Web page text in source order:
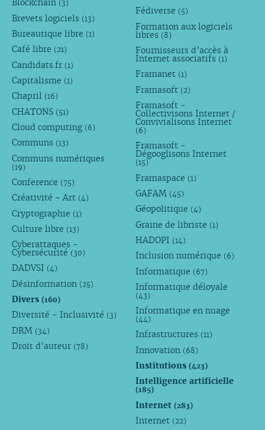
Blockchain (3)
Brevets logiciels (13)
Bureautique libre (1)
Café libre (21)
Candidats.fr (1)
Capitalisme (1)
Chapril (16)
CHATONS (51)
Cloud computing (6)
Communs (13)
Communs numériques
(19)
Conference (75)
Créativité - Art (4)
Cryptographie (1)
Culture libre (13)
Cyberattaques -
Cybersécurité (30)
DADVSI (4)
Désinformation (25)
Divers (160)
Diversité - Inclusivité (3)
DRM (34)
Droit d’auteur (78)
Fédiverse (5)
Formation aux logiciels
libres (8)
Fournisseurs d’accès à
Internet associatifs (1)
Framanet (1)
Framasoft (2)
Framasoft -
Collectivisons Internet /
Convivialisons Internet
(6)
Framasoft -
Dégooglisons Internet
(15)
Framaspace (1)
GAFAM (45)
Géopolitique (4)
Graine de libriste (1)
HADOPI (14)
Inclusion numérique (6)
Informatique (67)
Informatique déloyale
(43)
Informatique en nuage
(44)
Infrastructures (11)
Innovation (68)
Institutions(423)
Intelligence artificielle
(185)
Internet(283)
Internet (22)